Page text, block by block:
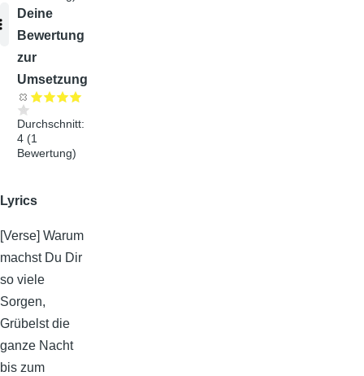
Audiodatei
Deine
Bewertung
zur
Umsetzung
Durchschnitt:
4 (1
Bewertung)
Lyrics
[Verse] Warum
machst Du Dir
so viele
Sorgen,
Grübelst die
ganze Nacht
bis zum